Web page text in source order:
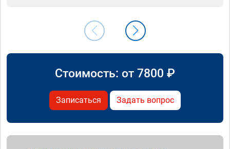
Стоимость: от 7800 ₽
Записаться Задать вопрос